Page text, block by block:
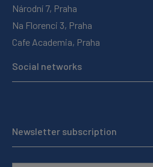
Národní 7, Praha
Na Florenci 3, Praha
Cafe Academia, Praha
Social networks
Newsletter subscription